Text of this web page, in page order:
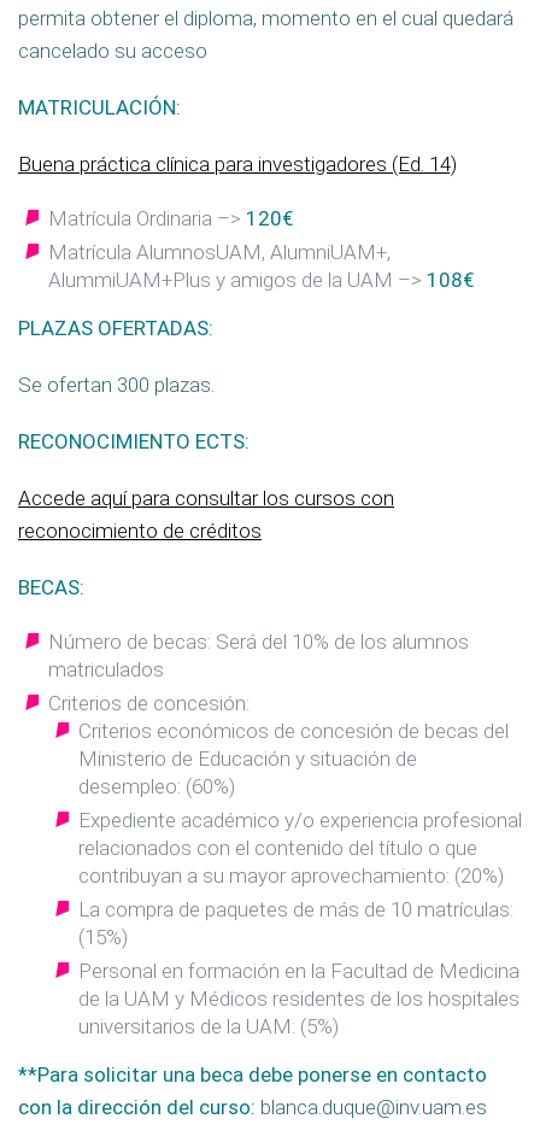
permita obtener el diploma, momento en el cual quedará
cancelado su acceso
MATRICULACIÓN:
Buena práctica clínica para investigadores (Ed. 14)
Matrícula Ordinaria –> 120€
Matrícula AlumnosUAM, AlumniUAM+,
AlummiUAM+Plus y amigos de la UAM –> 108€
PLAZAS OFERTADAS:
Se ofertan 300 plazas.
RECONOCIMIENTO ECTS:
Accede aquí para consultar los cursos con
reconocimiento de créditos
BECAS:
Número de becas: Será del 10% de los alumnos
matriculados
Criterios de concesión:
Criterios económicos de concesión de becas del
Ministerio de Educación y situación de
desempleo: (60%)
Expediente académico y/o experiencia profesional
relacionados con el contenido del título o que
contribuyan a su mayor aprovechamiento: (20%)
La compra de paquetes de más de 10 matrículas:
(15%)
Personal en formación en la Facultad de Medicina
de la UAM y Médicos residentes de los hospitales
universitarios de la UAM: (5%)
**Para solicitar una beca debe ponerse en contacto
con la dirección del curso: blanca.duque@inv.uam.es